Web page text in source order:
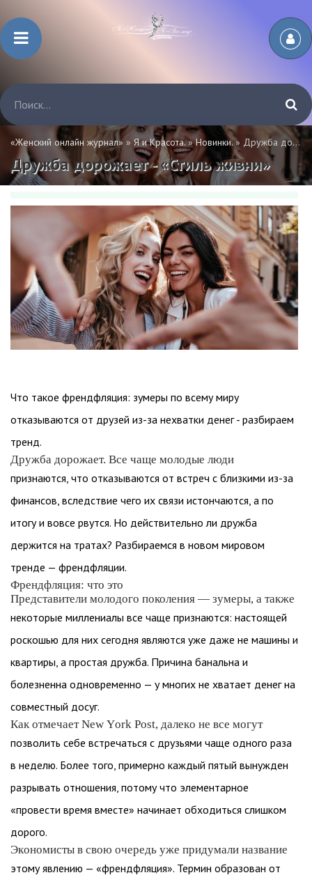
«Женский онлайн журнал» »Я и Красота.»Новинки.» Дружба дорожает - «Стиль жизни»
Дружба дорожает - «Стиль жизни»
Что такое френдфляция: зумеры по всему миру
отказываются от друзей из-за нехватки денег - разбираем
тренд.
Дружба дорожает. Все чаще молодые люди
признаются, что отказываются от встреч с близкими из-за
финансов, вследствие чего их связи истончаются, а по
итогу и вовсе рвутся. Но действительно ли дружба
держится на тратах? Разбираемся в новом мировом
тренде — френдфляции.
Френдфляция: что это
Представители молодого поколения — зумеры, а также
некоторые миллениалы все чаще признаются: настоящей
роскошью для них сегодня являются уже даже не машины и
квартиры, а простая дружба. Причина банальна и
болезненна одновременно — у многих не хватает денег на
совместный досуг.
Как отмечает New York Post, далеко не все могут
позволить себе встречаться с друзьями чаще одного раза
в неделю. Более того, примерно каждый пятый вынужден
разрывать отношения, потому что элементарное
«провести время вместе» начинает обходиться слишком
дорого.
Экономисты в свою очередь уже придумали название
этому явлению — «френдфляция». Термин образован от